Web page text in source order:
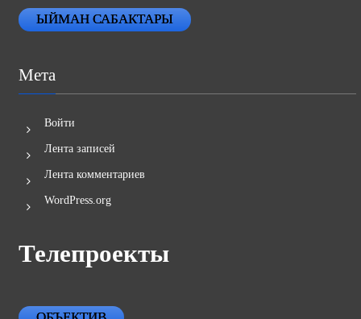
ЫЙМАН САБАКТАРЫ
Мета
Войти
Лента записей
Лента комментариев
WordPress.org
Телепроекты